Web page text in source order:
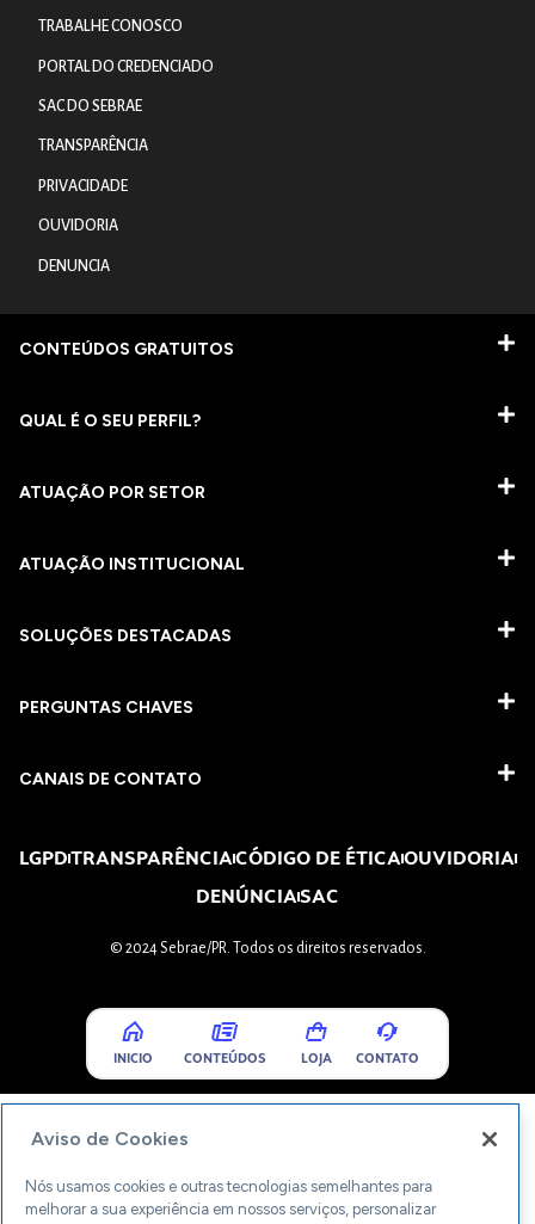
TRABALHE CONOSCO
PORTAL DO CREDENCIADO
SAC DO SEBRAE
TRANSPARÊNCIA
PRIVACIDADE
OUVIDORIA
DENUNCIA
CONTEÚDOS GRATUITOS
QUAL É O SEU PERFIL?
ATUAÇÃO POR SETOR
ATUAÇÃO INSTITUCIONAL
SOLUÇÕES DESTACADAS
PERGUNTAS CHAVES​
CANAIS DE CONTATO
LGPDTRANSPARÊNCIACÓDIGO DE ÉTICAOUVIDORIA
DENÚNCIASAC
© 2024 Sebrae/PR. Todos os direitos reservados.
INICIO CONTEÚDOS LOJA CONTATO
Aviso de Cookies
Nós usamos cookies e outras tecnologias semelhantes para
melhorar a sua experiência em nossos serviços, personalizar